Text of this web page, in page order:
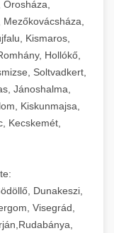
Kismaros,
Hollókő,
Soltvadkert,
Jánoshalma,
Kiskunmajsa,
Kecskemét,
Dunakeszi,
Visegrád,